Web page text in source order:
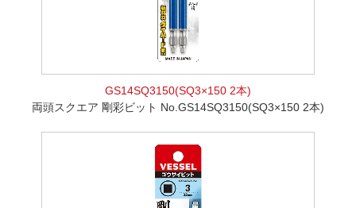
GS14SQ3150(SQ3×150 2本)
両頭スクエア 剛彩ビット No.GS14SQ3150(SQ3×150 2本)